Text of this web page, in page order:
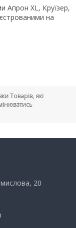
Апрон XL, Круїзер,
на
Товарів, які
20